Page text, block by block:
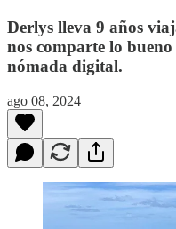
Derlys lleva 9 años
nos comparte lo
nómada digital.
ago 08, 2024